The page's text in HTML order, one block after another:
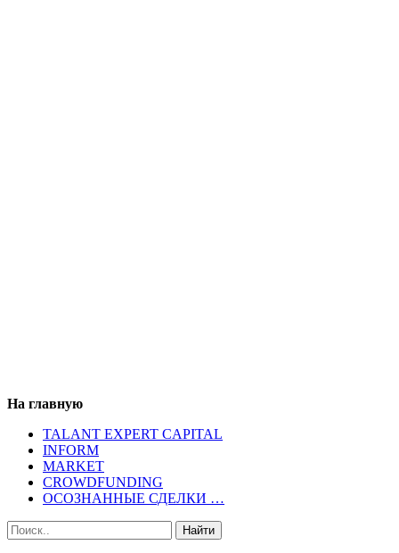
На главную
TALANT EXPERT CAPITAL
INFORM
MARKET
CROWDFUNDING
ОСОЗНАННЫЕ СДЕЛКИ …